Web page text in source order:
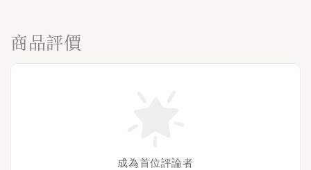
商品評價
成為首位評論者